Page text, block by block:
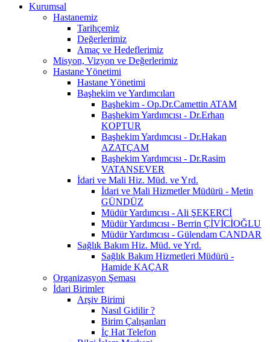
Kurumsal
Hastanemiz
Tarihçemiz
Değerlerimiz
Amaç ve Hedeflerimiz
Misyon, Vizyon ve Değerlerimiz
Hastane Yönetimi
Hastane Yönetimi
Başhekim ve Yardımcıları
Başhekim - Op.Dr.Camettin ATAM
Başhekim Yardımcısı - Dr.Erhan
KOPTUR
Başhekim Yardımcısı - Dr.Hakan
AZATÇAM
Başhekim Yardımcısı - Dr.Rasim
VATANSEVER
İdari ve Mali Hiz. Müd. ve Yrd.
İdari ve Mali Hizmetler Müdürü - Metin
GÜNDÜZ
Müdür Yardımcısı - Ali ŞEKERCİ
Müdür Yardımcısı - Berrin ÇİVİCİOĞLU
Müdür Yardımcısı - Gülendam CANDAR
Sağlık Bakım Hiz. Müd. ve Yrd.
Sağlık Bakım Hizmetleri Müdürü -
Hamide KAÇAR
Organizasyon Şeması
İdari Birimler
Arşiv Birimi
Nasıl Gidilir ?
Birim Çalışanları
İç Hat Telefon